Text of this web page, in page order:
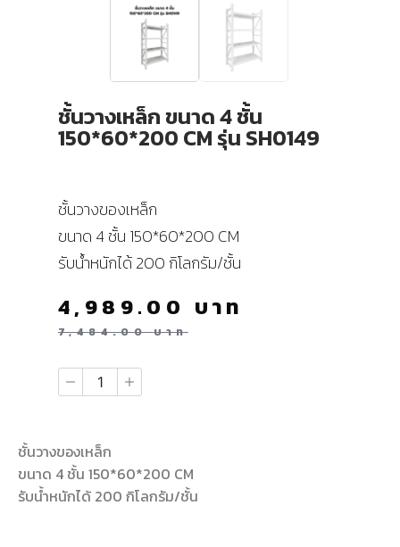
ชั้นวางเหล็ก ขนาด 4 ชั้น
150*60*200 CM รุ่น SH0149
ชั้นวางของเหล็ก
ขนาด 4 ชั้น 150*60*200 CM
รับน้ำหนักได้ 200 กิโลกรัม/ชั้น
7,484.00บาท
4,989.00 บาท
ชั้นวางของเหล็ก
ขนาด 4 ชั้น 150*60*200 CM
รับน้ำหนักได้ 200 กิโลกรัม/ชั้น